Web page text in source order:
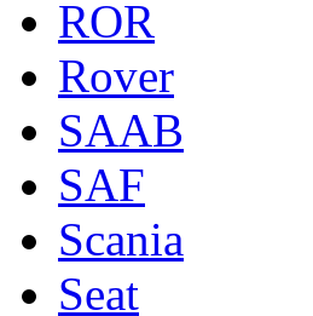
ROR
Rover
SAAB
SAF
Scania
Seat